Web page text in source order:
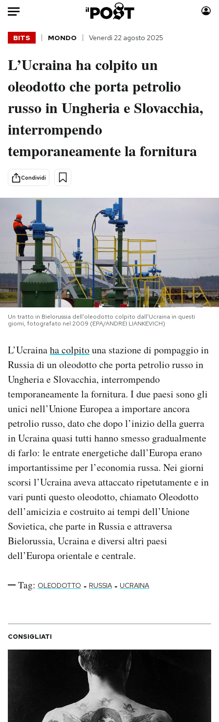
Auto
HOME
Italia
Politica
Scienza
Economia
Libri
Consumismi
Media
PODCAST
NEWSLETTER
I MIEI PREFERITI
CALENDARIO
AREA PERSONALE
Area Personale
Newsletter
Notifiche mobile
Regala il Post
Hai bisogno di aiuto?
Esci
BITS MONDO Venerdì 22 agosto 2025
L’Ucraina ha colpito un
oleodotto che porta petrolio
russo in Ungheria e Slovacchia,
interrompendo
temporaneamente la fornitura
Condividi
Un tratto in Bielorussia dell'oleodotto colpito dall'Ucraina in questi
giorni, fotografato nel 2009 (EPA/ANDREI LIANKEVICH)
L’Ucrainaha colpitouna stazione di pompaggio in
Russia di un oleodotto che porta petrolio russo in
Ungheria e Slovacchia, interrompendo
temporaneamente la fornitura. I due paesi sono gli
unici nell’Unione Europea a importare ancora
petrolio russo, dato che dopo l’inizio della guerra
in Ucraina quasi tutti hanno smesso gradualmente
di farlo: le entrate energetiche dall’Europa erano
importantissime per l’economia russa. Nei giorni
scorsi l’Ucraina aveva attaccato ripetutamente e in
vari punti questo oleodotto, chiamato Oleodotto
dell’amicizia e costruito ai tempi dell’Unione
Sovietica, che parte in Russia e attraversa
Bielorussia, Ucraina e diversi altri paesi
dell’Europa orientale e centrale.
Tag: OLEODOTTO - RUSSIA - UCRAINA
CONSIGLIATI